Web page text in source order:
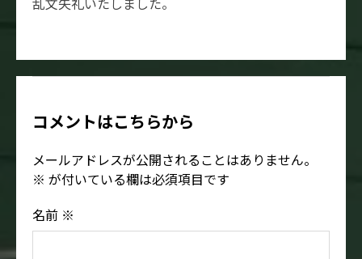
コメントはこちらから
メールアドレスが公開されることはありません。
※ が付いている欄は必須項目です
名前 ※